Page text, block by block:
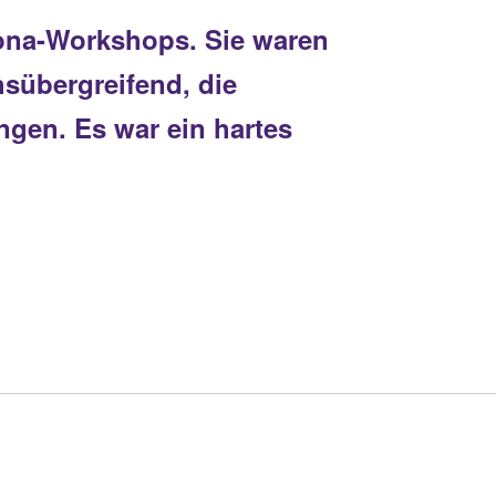
Workshops. Sie waren
die
Es war ein hartes